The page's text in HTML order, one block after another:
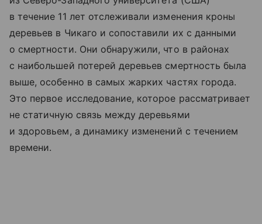
в течение 11 лет отслеживали изменения кроны
деревьев в Чикаго и сопоставили их с данными
о смертности. Они обнаружили, что в районах
с наибольшей потерей деревьев смертность была
выше, особенно в самых жарких частях города.
Это первое исследование, которое рассматривает
не статичную связь между деревьями
и здоровьем, а динамику изменений с течением
времени.